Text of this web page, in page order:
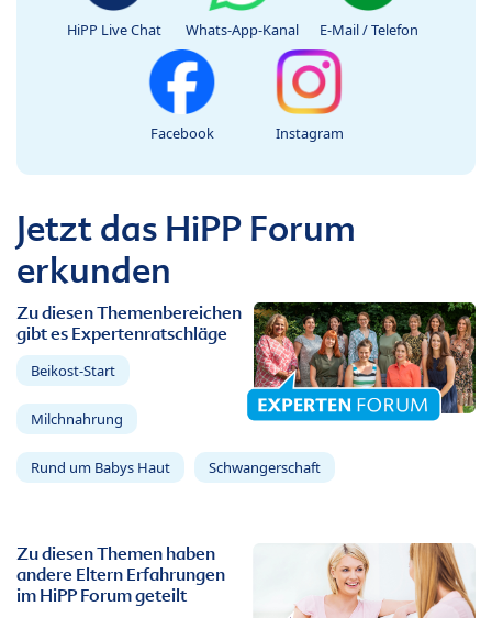
HiPP Live Chat Whats-App-Kanal E-Mail / Telefon
Facebook Instagram
Jetzt das HiPP Forum
erkunden
Zu diesen Themenbereichen
gibt es Expertenratschläge
Beikost-Start
Milchnahrung
Rund um Babys Haut Schwangerschaft
Zu diesen Themen haben
andere Eltern Erfahrungen
im HiPP Forum geteilt